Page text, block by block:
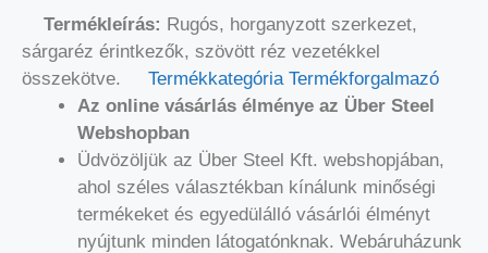
Termékleírás: Rugós, horganyzott szerkezet,
sárgaréz érintkezők, szövött réz vezetékkel
összekötve. Termékkategória Termékforgalmazó
Az online vásárlás élménye az Über Steel
Webshopban
Üdvözöljük az Über Steel Kft. webshopjában,
ahol széles választékban kínálunk minőségi
termékeket és egyedülálló vásárlói élményt
nyújtunk minden látogatónknak. Webáruházunk